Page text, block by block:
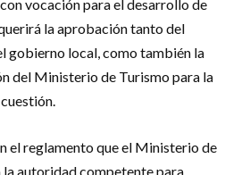
vocación para el desarrollo de
la aprobación tanto del
gobierno local, como también la
del Ministerio de Turismo para la
el reglamento que el Ministerio de
la autoridad competente para